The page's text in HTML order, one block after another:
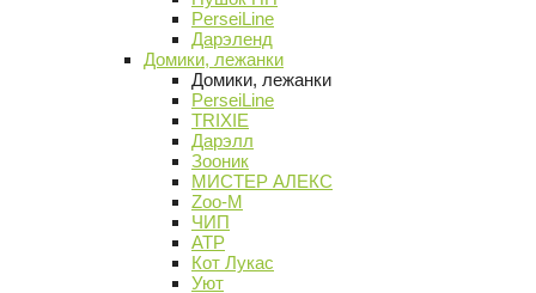
PerseiLine
Дарэленд
Домики, лежанки
Домики, лежанки
PerseiLine
TRIXIE
Дарэлл
Зооник
МИСТЕР АЛЕКС
Zoo-M
ЧИП
АТР
Кот Лукас
Уют